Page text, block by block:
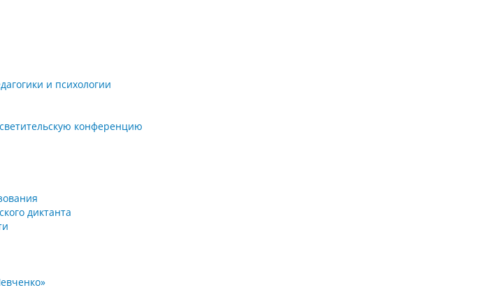
и психологии
конференцию
диктанта